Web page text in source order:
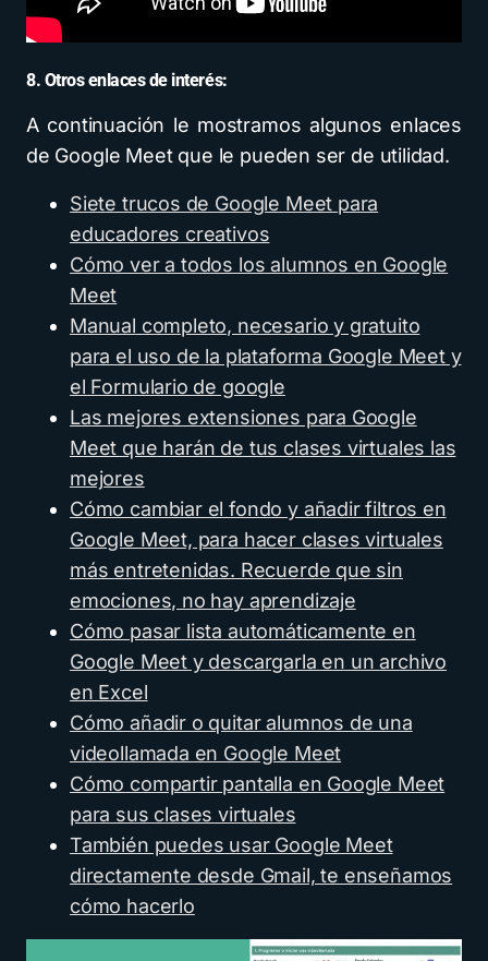
8. Otros enlaces de interés:
A continuación le mostramos algunos enlaces
de Google Meet que le pueden ser de utilidad.
Siete trucos de Google Meet para
educadores creativos
Cómo ver a todos los alumnos en Google
Meet
Manual completo, necesario y gratuito
para el uso de la plataforma Google Meet y
el Formulario de google
Las mejores extensiones para Google
Meet que harán de tus clases virtuales las
mejores
Cómo cambiar el fondo y añadir filtros en
Google Meet, para hacer clases virtuales
más entretenidas. Recuerde que sin
emociones, no hay aprendizaje
Cómo pasar lista automáticamente en
Google Meet y descargarla en un archivo
en Excel
Cómo añadir o quitar alumnos de una
videollamada en Google Meet
Cómo compartir pantalla en Google Meet
para sus clases virtuales
También puedes usar Google Meet
directamente desde Gmail, te enseñamos
cómo hacerlo